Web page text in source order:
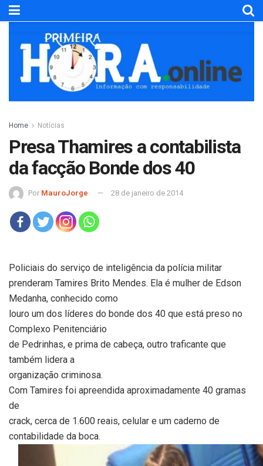
Home Notícias
Presa Thamires a contabilista
da facção Bonde dos 40
Por MauroJorge 28 de janeiro de 2014
Policiais do serviço de inteligência da polícia militar
prenderam Tamires Brito Mendes. Ela é mulher de Edson
Medanha, conhecido como
louro um dos líderes do bonde dos 40 que está preso no
Complexo Penitenciário
de Pedrinhas, e prima de cabeça, outro traficante que
também lidera a
organização criminosa.
Com Tamires foi apreendida aproximadamente 40 gramas
de
crack, cerca de 1.600 reais, celular e um caderno de
contabilidade da boca.